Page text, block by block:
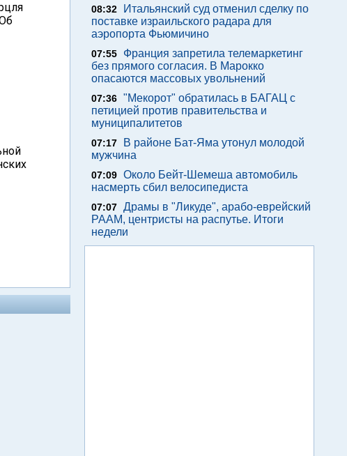
08:32
Итальянский суд отменил сделку по
поставке израильского радара для
аэропорта Фьюмичино
07:55
Франция запретила телемаркетинг
без прямого согласия. В Марокко
опасаются массовых увольнений
07:36 "Мекорот" обратилась в БАГАЦ с
петицией против правительства и
муниципалитетов
07:17
В районе Бат-Яма утонул молодой
мужчина
07:09 Около Бейт-Шемеша автомобиль
насмерть сбил велосипедиста
07:07 Драмы в "Ликуде", арабо-еврейский
РААМ, центристы на распутье. Итоги
недели